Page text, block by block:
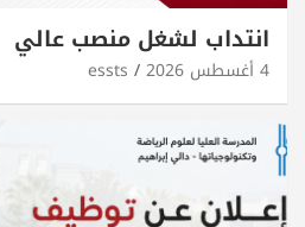
انتداب لشغل منصب عالي
4 أغسطس 2026 essts